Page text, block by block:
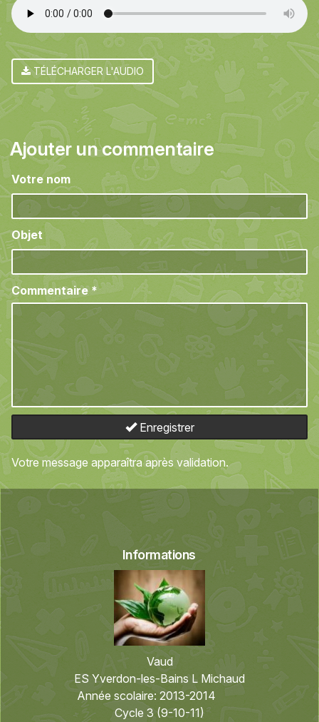
TÉLÉCHARGER L'AUDIO
Ajouter un commentaire
Votre nom
Objet
Commentaire*
Enregistrer
Votre message apparaîtra après validation.
Informations
Vaud
ES Yverdon-les-Bains L Michaud
Année scolaire: 2013-2014
Cycle 3 (9-10-11)